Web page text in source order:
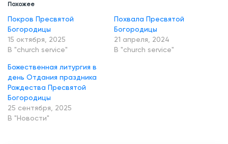
Похожее
Покров Пресвятой
Богородицы
15 октября, 2025
В "church service"
Похвала Пресвятой
Богородицы
21 апреля, 2024
В "church service"
Божественная литургия в
день Отдания праздника
Рождества Пресвятой
Богородицы
25 сентября, 2025
В "Новости"